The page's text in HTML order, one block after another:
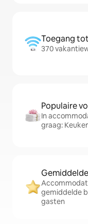
Toegang
370
Populaire
In
graag:
gemiddelde
gasten